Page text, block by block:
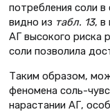
потребления соли в
видно из табл. 13, в
АГ высокого риска
соли позволила
Таким образом,
феномена соль-
нарастании АГ,